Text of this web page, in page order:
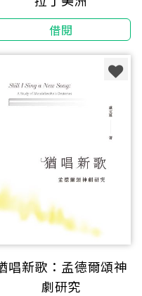
借閱
唱新歌：孟德爾頌神
劇研究